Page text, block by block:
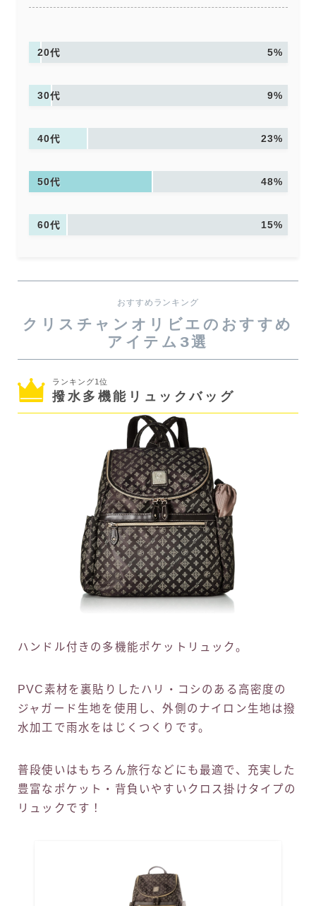
20代 5%
30代 9%
40代 23%
50代 48%
60代 15%
おすすめランキング
クリスチャンオリビエのおすすめ
アイテム3選
ランキング1位
撥水多機能リュックバッグ
ハンドル付きの多機能ポケットリュック。
PVC素材を裏貼りしたハリ・コシのある高密度の
ジャガード生地を使用し、外側のナイロン生地は撥
水加工で雨水をはじくつくりです。
普段使いはもちろん旅行などにも最適で、充実した
豊富なポケット・背負いやすいクロス掛けタイプの
リュックです！